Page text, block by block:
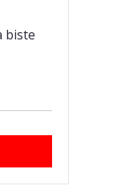
biste